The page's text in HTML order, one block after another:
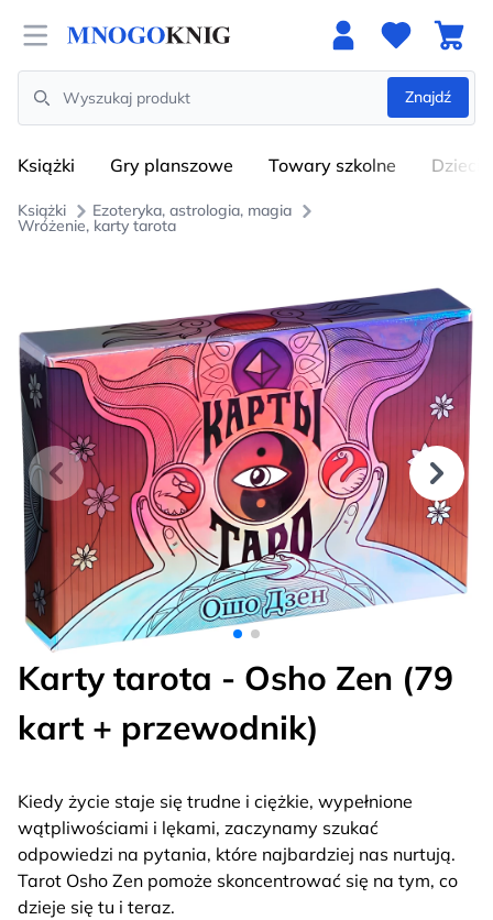
Open menu
Search
Znajdź
Książki Gry planszowe Towary szkolne
Książki Ezoteryka, astrologia, magia
Wróżenie, karty tarota
Karty tarota - Osho Zen (79
kart + przewodnik)
Kiedy życie staje się trudne i ciężkie, wypełnione
wątpliwościami i lękami, zaczynamy szukać
odpowiedzi na pytania, które najbardziej nas nurtują.
Tarot Osho Zen pomoże skoncentrować się na tym, co
dzieje się tu i teraz.